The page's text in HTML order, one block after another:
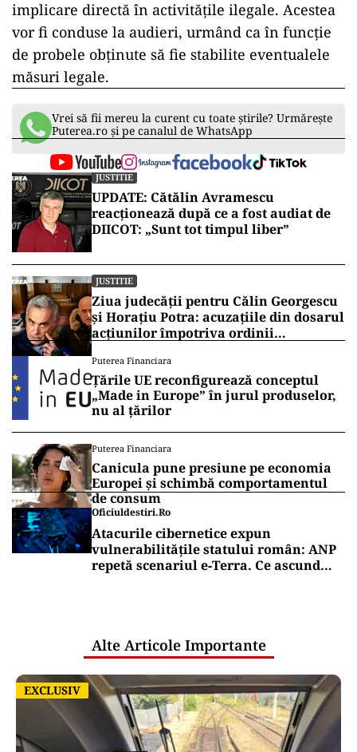
implicare directă în activitățile ilegale. Acestea
vor fi conduse la audieri, urmând ca în funcție
de probele obținute să fie stabilite eventualele
măsuri legale.
Vrei să fii mereu la curent cu toate știrile? Urmărește
Puterea.ro și pe canalul de WhatsApp
JUSTITIE
UPDATE: Cătălin Avramescu
reacționează după ce a fost audiat de
DIICOT: „Sunt tot timpul liber”
JUSTITIE
Ziua judecății pentru Călin Georgescu
și Horațiu Potra: acuzațiile din dosarul
acțiunilor împotriva ordinii
de la Înalta Curte
Puterea Financiara
Țările UE reconfigurează conceptul
„Made in Europe” în jurul produselor,
nu al țărilor
Puterea Financiara
Canicula pune presiune pe economia
Europei și schimbă comportamentul
de consum
Oficiuldestiri.ro
Atacurile cibernetice expun
vulnerabilitățile statului român: ANP
repetă scenariul e‑Terra. Ce ascund
Alte Articole Importante
EXCLUSIV
EXCLUSIV